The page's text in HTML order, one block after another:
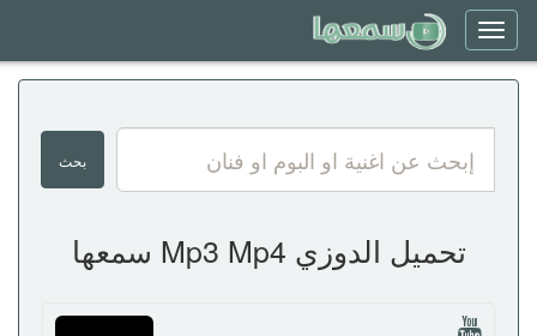
Toggle
navigation
تحميل الدوزي Mp3 Mp4 سمعها